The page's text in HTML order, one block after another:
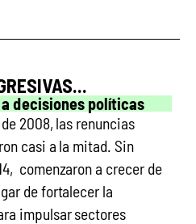
a decisiones políticas
2008, las renuncias
casi a la mitad. Sin
comenzaron a crecer de
de fortalecer la
impulsar sectores